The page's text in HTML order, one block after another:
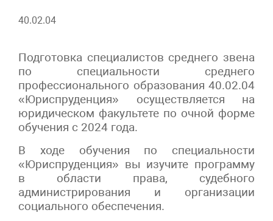
40.02.04
Подготовка специалистов среднего звена
по специальности среднего
профессионального образования 40.02.04
«Юриспруденция» осуществляется на
юридическом факультете по очной форме
обучения с 2024 года.
В ходе обучения по специальности
«Юриспруденция» вы изучите программу
в области права, судебного
администрирования и организации
социального обеспечения.